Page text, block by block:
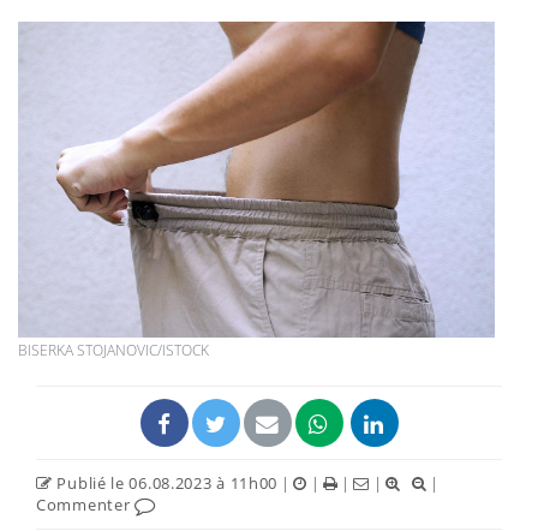
BISERKA STOJANOVIC/ISTOCK
Publié le 06.08.2023 à 11h00 | | | |
|
Commenter